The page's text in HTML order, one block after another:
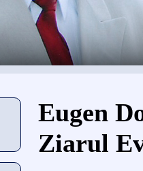
You are here
Eugen
Ziarul